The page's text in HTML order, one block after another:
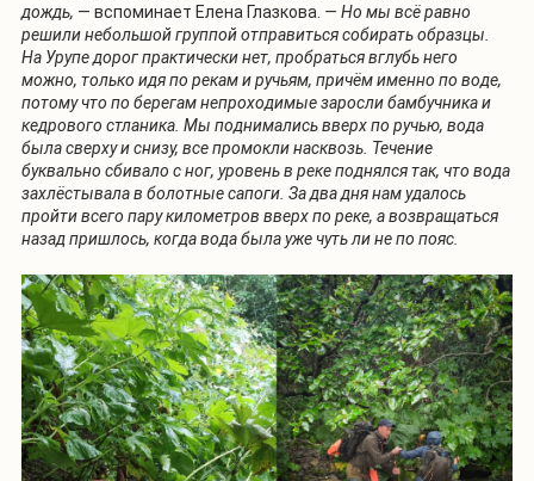
дождь, — вспоминает Елена Глазкова. — Но мы всё равно
решили небольшой группой отправиться собирать образцы.
На Урупе дорог практически нет, пробраться вглубь него
можно, только идя по рекам и ручьям, причём именно по воде,
потому что по берегам непроходимые заросли бамбучника и
кедрового стланика. Мы поднимались вверх по ручью, вода
была сверху и снизу, все промокли насквозь. Течение
буквально сбивало с ног, уровень в реке поднялся так, что вода
захлёстывала в болотные сапоги. За два дня нам удалось
пройти всего пару километров вверх по реке, а возвращаться
назад пришлось, когда вода была уже чуть ли не по пояс.